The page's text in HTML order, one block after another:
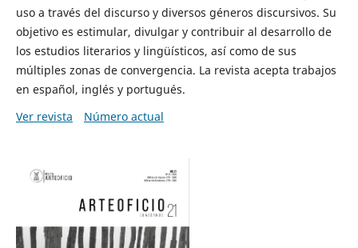
uso a través del discurso y diversos géneros discursivos. Su
objetivo es estimular, divulgar y contribuir al desarrollo de
los estudios literarios y lingüísticos, así como de sus
múltiples zonas de convergencia. La revista acepta trabajos
en español, inglés y portugués.
Ver revista
Número actual